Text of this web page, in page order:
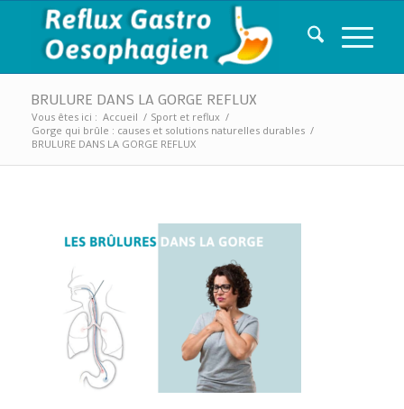
BRULURE DANS LA GORGE REFLUX
Vous êtes ici : Accueil / Sport et reflux /
Gorge qui brûle : causes et solutions naturelles durables /
BRULURE DANS LA GORGE REFLUX